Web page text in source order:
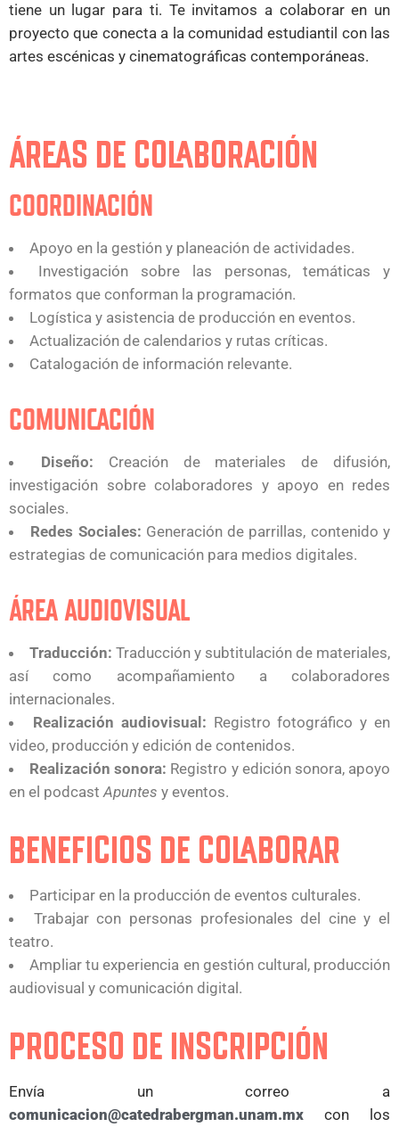
tiene un lugar para ti. Te invitamos a colaborar en un
proyecto que conecta a la comunidad estudiantil con las
artes escénicas y cinematográficas contemporáneas.
ÁREAS DE COLABORACIÓN
COORDINACIÓN
Apoyo en la gestión y planeación de actividades.
Investigación sobre las personas, temáticas y
formatos que conforman la programación.
Logística y asistencia de producción en eventos.
Actualización de calendarios y rutas críticas.
Catalogación de información relevante.
COMUNICACIÓN
Diseño: Creación de materiales de difusión,
investigación sobre colaboradores y apoyo en redes
sociales.
Redes Sociales: Generación de parrillas, contenido y
estrategias de comunicación para medios digitales.
ÁREA AUDIOVISUAL
Traducción: Traducción y subtitulación de materiales,
así como acompañamiento a colaboradores
internacionales.
Realización audiovisual: Registro fotográfico y en
video, producción y edición de contenidos.
Realización sonora: Registro y edición sonora, apoyo
en el podcastApuntes y eventos.
BENEFICIOS DE COLABORAR
Participar en la producción de eventos culturales.
Trabajar con personas profesionales del cine y el
teatro.
Ampliar tu experiencia en gestión cultural, producción
audiovisual y comunicación digital.
PROCESO DE INSCRIPCIÓN
Envía un correo a
comunicacion@catedrabergman.unam.mx con los